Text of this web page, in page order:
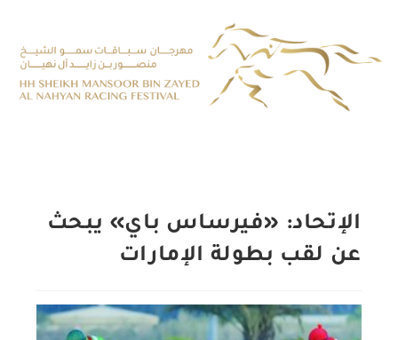
الإتحاد: «فيرساس باي» يبحث
عن لقب بطولة الإمارات